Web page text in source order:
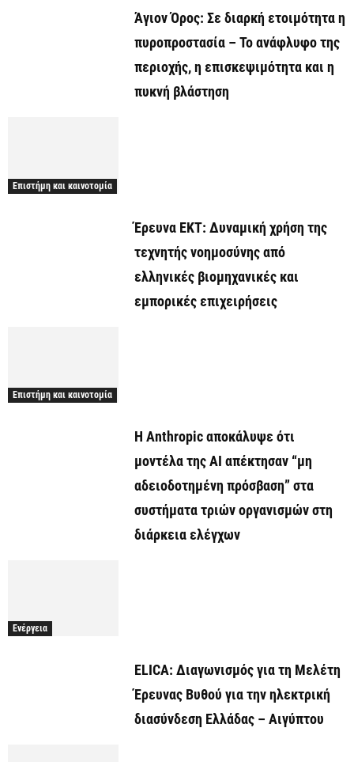
Άγιον Όρος: Σε διαρκή ετοιμότητα η
πυροπροστασία – Το ανάφλυφο της
περιοχής, η επισκεψιμότητα και η
πυκνή βλάστηση
Επιστήμη και καινοτομία
Έρευνα ΕΚΤ: Δυναμική χρήση της
τεχνητής νοημοσύνης από
ελληνικές βιομηχανικές και
εμπορικές επιχειρήσεις
Επιστήμη και καινοτομία
Η Anthropic αποκάλυψε ότι
μοντέλα της AI απέκτησαν “μη
αδειοδοτημένη πρόσβαση” στα
συστήματα τριών οργανισμών στη
διάρκεια ελέγχων
Ενέργεια
ELICA: Διαγωνισμός για τη Μελέτη
Έρευνας Βυθού για την ηλεκτρική
διασύνδεση Ελλάδας – Αιγύπτου